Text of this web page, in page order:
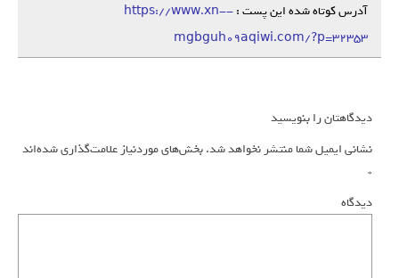
آدرس کوتاه شده این پست :https://www.xn--
mgbguh09aqiwi.com/?p=32353
دیدگاهتان را بنویسید
نشانی ایمیل شما منتشر نخواهد شد.بخش‌های موردنیاز علامت‌گذاری شده‌اند
*
دیدگاه